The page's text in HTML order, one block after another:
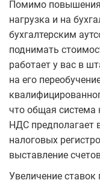
Помимо повышения
нагрузка и на
бухгалтерским
поднимать
работает у вас в
на его
что общая система
НДС предполагает
налоговых
выставление
Увеличение